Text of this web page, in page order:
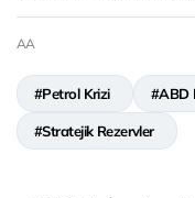
AA
#Petrol Krizi #ABD
#Stratejik Rezervler